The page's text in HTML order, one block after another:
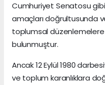
Cumhuriyet Senatosu
amaçları doğrultusunda
toplumsal düzenlemelere
bulunmuştur.
Ancak 12 Eylül 1980
ve toplum karanlıklara